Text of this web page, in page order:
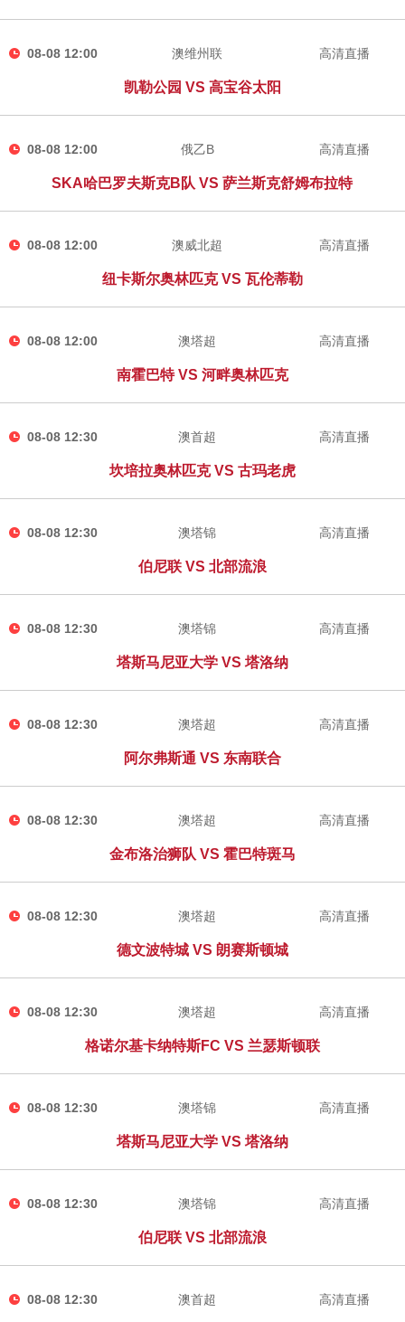
08-08 12:00 澳维州联
凯勒公园 VS 高宝谷太阳
高清直播
08-08 12:00 俄乙B
SKA哈巴罗夫斯克B队 VS 萨兰斯克舒姆布拉特
高清直播
08-08 12:00 澳威北超
纽卡斯尔奥林匹克 VS 瓦伦蒂勒
高清直播
08-08 12:00 澳塔超
南霍巴特 VS 河畔奥林匹克
高清直播
08-08 12:30 澳首超
坎培拉奥林匹克 VS 古玛老虎
高清直播
08-08 12:30 澳塔锦
伯尼联 VS 北部流浪
高清直播
08-08 12:30 澳塔锦
塔斯马尼亚大学 VS 塔洛纳
高清直播
08-08 12:30 澳塔超
阿尔弗斯通 VS 东南联合
高清直播
08-08 12:30 澳塔超
金布洛治狮队 VS 霍巴特斑马
高清直播
08-08 12:30 澳塔超
德文波特城 VS 朗赛斯顿城
高清直播
08-08 12:30 澳塔超
格诺尔基卡纳特斯FC VS 兰瑟斯顿联
高清直播
08-08 12:30 澳塔锦
塔斯马尼亚大学 VS 塔洛纳
高清直播
08-08 12:30 澳塔锦
伯尼联 VS 北部流浪
高清直播
08-08 12:30 澳首超 高清直播